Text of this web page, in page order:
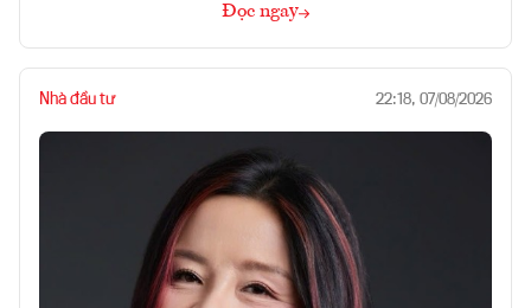
Đọc ngay
Nhà đầu tư 22:18, 07/08/2026